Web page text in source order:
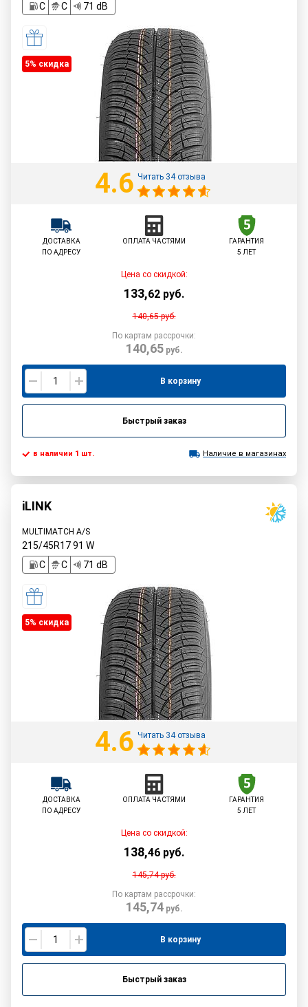
C
C 71 dB
5% cкидка
4.6 Читать 34 отзыва
ДОСТАВКА
ПО АДРЕСУ
ОПЛАТА ЧАСТЯМИ
ГАРАНТИЯ
5 ЛЕТ
Цена со скидкой:
133,62 руб.
140,65руб.
По картам рассрочки:
140,65руб.
В корзину
Быстрый заказ
в наличии 1 шт. Наличие в магазинах
iLINK
MULTIMATCH A/S
215/45R1791 W
C
C 71 dB
5% cкидка
4.6 Читать 34 отзыва
ДОСТАВКА
ПО АДРЕСУ
ОПЛАТА ЧАСТЯМИ
ГАРАНТИЯ
5 ЛЕТ
Цена со скидкой:
138,46 руб.
145,74руб.
По картам рассрочки:
145,74руб.
В корзину
Быстрый заказ